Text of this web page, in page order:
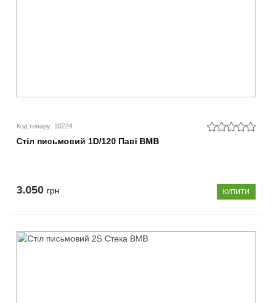
Код товару: 10224
Стіл письмовий 1D/120 Паві ВМВ
3.050 грн КУПИТИ